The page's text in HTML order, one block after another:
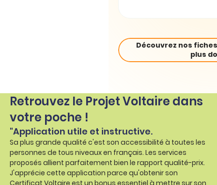
Découvrez nos
plus
Retrouvez le Projet Voltaire dans
votre poche !
"Application utile et instructive.
Sa plus grande qualité c'est son accessibilité à toutes les
personnes de tous niveaux en français. Les services
proposés allient parfaitement bien le rapport qualité-prix.
J'apprécie cette application parce qu'obtenir son
Certificat Voltaire est un bonus essentiel à mettre sur son